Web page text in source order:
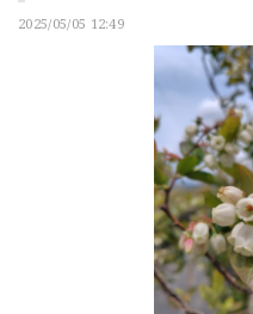
2025/05/05 12:49